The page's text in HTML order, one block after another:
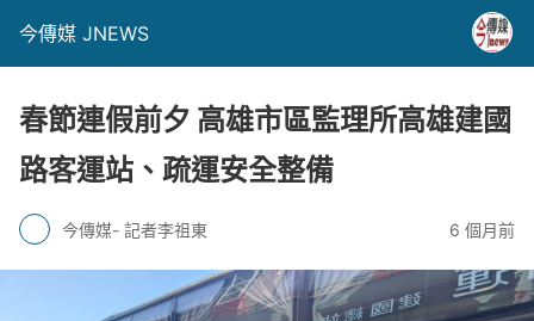
今傳媒 JNEWS
春節連假前夕 高雄市區監理所高雄建國
路客運站、疏運安全整備
今傳媒- 記者李祖東 6 個月前